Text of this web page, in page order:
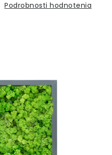
Podrobnosti hodnotenia